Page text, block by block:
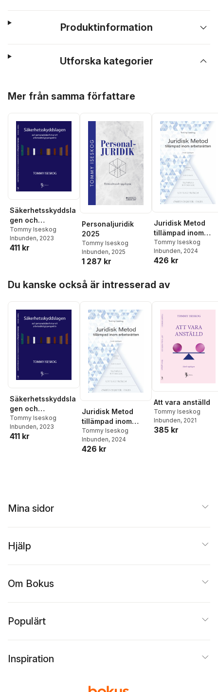
Produktinformation
Utforska kategorier
Mer från samma författare
Säkerhetsskyddsla
gen och
personalsäkerhet
ur ett
arbetsrättsligt
Tommy Iseskog
Inbunden, 2023
411 kr
Personaljuridik
2025
Tommy Iseskog
Inbunden, 2025
1 287 kr
Juridisk Metod
tillämpad inom
arbetsrätten
Tommy Iseskog
Inbunden, 2024
426 kr
Du kanske också är intresserad av
Säkerhetsskyddsla
gen och
personalsäkerhet
ur ett
arbetsrättsligt
Tommy Iseskog
Inbunden, 2023
411 kr
Juridisk Metod
tillämpad inom
arbetsrätten
Tommy Iseskog
Inbunden, 2024
426 kr
Att vara anställd
Tommy Iseskog
Inbunden, 2021
385 kr
Mina sidor
Hjälp
Om Bokus
Populärt
Inspiration